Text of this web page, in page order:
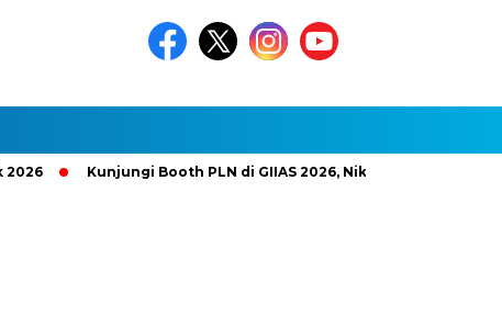
Kunjungi Booth PLN di GIIAS 2026, Nikmati Promo Tambah